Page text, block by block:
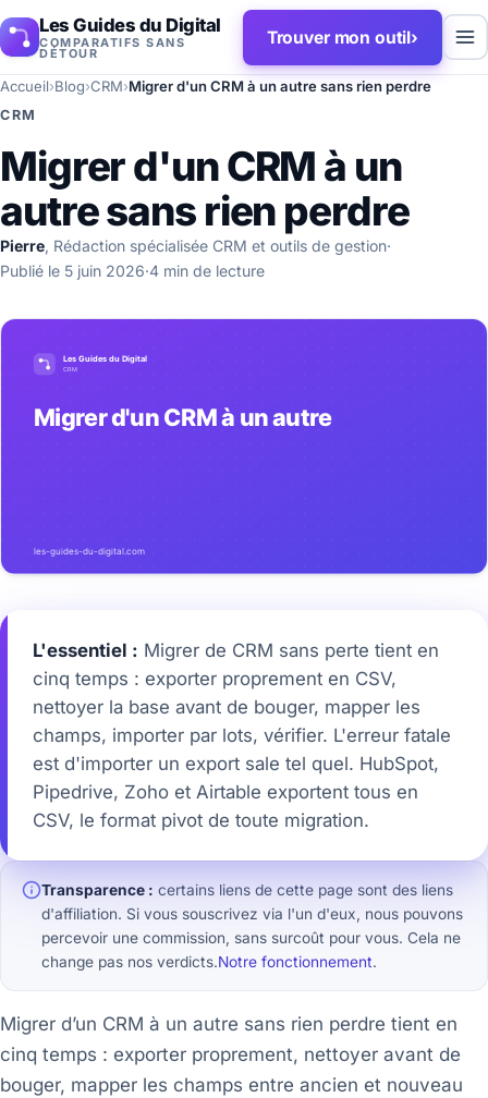
Les Guides du Digital
COMPARATIFS SANS
DÉTOUR
Trouver mon outil›
Accueil›Blog›CRM›Migrer d'un CRM à un autre sans rien perdre
CRM
Migrer d'un CRM à un
autre sans rien perdre
Pierre, Rédaction spécialisée CRM et outils de gestion·
Publié le 5 juin 2026·4 min de lecture
L'essentiel : Migrer de CRM sans perte tient en
cinq temps : exporter proprement en CSV,
nettoyer la base avant de bouger, mapper les
champs, importer par lots, vérifier. L'erreur fatale
est d'importer un export sale tel quel. HubSpot,
Pipedrive, Zoho et Airtable exportent tous en
CSV, le format pivot de toute migration.
Transparence : certains liens de cette page sont des liens
d'affiliation. Si vous souscrivez via l'un d'eux, nous pouvons
percevoir une commission, sans surcoût pour vous. Cela ne
change pas nos verdicts.Notre fonctionnement.
Migrer d’un CRM à un autre sans rien perdre tient en
cinq temps : exporter proprement, nettoyer avant de
bouger, mapper les champs entre ancien et nouveau